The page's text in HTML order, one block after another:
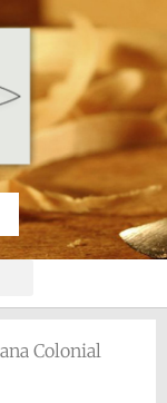
Colonial